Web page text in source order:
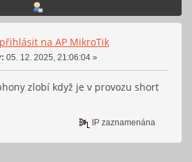
na AP MikroTik
05. 12. 2025, 21:06:04 »
zlobí když je v provozu short
IP zaznamenána